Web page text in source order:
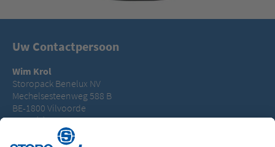
3 4
Uw Contactpersoon
Wim Krol
Storopack Benelux NV
Mechelsesteenweg 588 B
BE-1800 Vilvoorde
T +32 (0) 3 66 99 980
wim.krol@storopack.com